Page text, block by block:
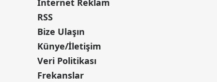
İnternet Reklam
RSS
Bize Ulaşın
Künye/İletişim
Veri Politikası
Frekanslar